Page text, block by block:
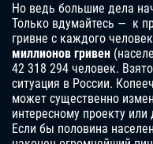
Но ведь большие дела
Только вдумайтесь — к
гривне с каждого
миллионов гривен
42 318 294 человек.
ситуация в России.
может существенно
интересному проекту
Если бы половина